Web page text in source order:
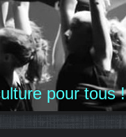
pour tous !